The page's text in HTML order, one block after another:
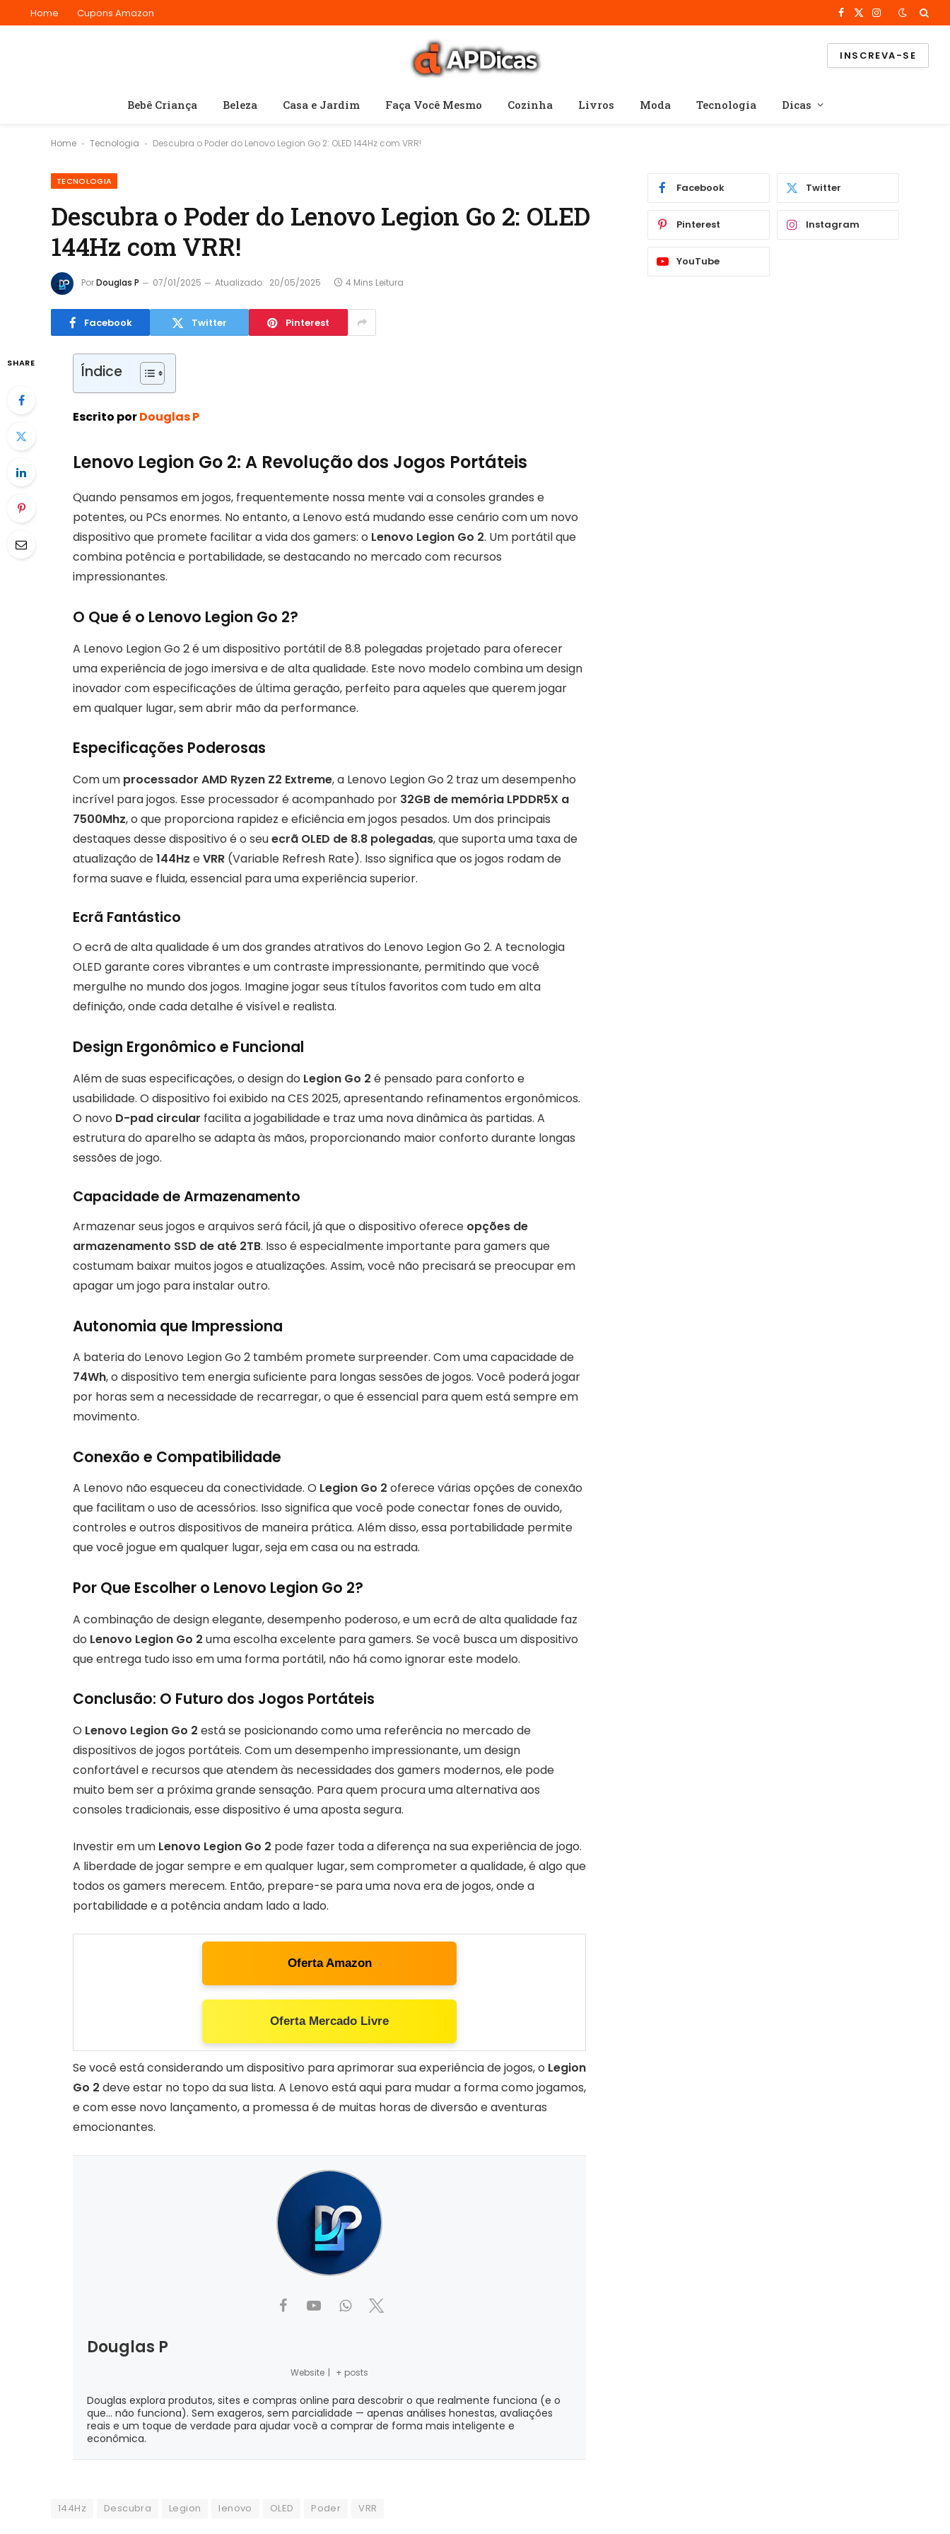
Home Cupons Amazon Facebook
X
Instagram
INSCREVA-SE
Bebê Criança Beleza Casa e Jardim Faça Você Mesmo Cozinha Livros Moda Tecnologia Dicas
Home - Tecnologia - Descubra o Poder do Lenovo Legion Go 2: OLED 144Hz com VRR!
TECNOLOGIA
Descubra o Poder do Lenovo Legion Go 2: OLED
144Hz com VRR!
PorDouglas P 07/01/2025 Atualizado: 20/05/2025 4 Mins Leitura
Facebook Twitter Pinterest
SHARE Índice
Escrito porDouglas P
Lenovo Legion Go 2: A Revolução dos Jogos Portáteis
Quando pensamos em jogos, frequentemente nossa mente vai a consoles grandes e
potentes, ou PCs enormes. No entanto, a Lenovo está mudando esse cenário com um novo
dispositivo que promete facilitar a vida dos gamers: o Lenovo Legion Go 2. Um portátil que
combina potência e portabilidade, se destacando no mercado com recursos
impressionantes.
O Que é o Lenovo Legion Go 2?
A Lenovo Legion Go 2 é um dispositivo portátil de 8.8 polegadas projetado para oferecer
uma experiência de jogo imersiva e de alta qualidade. Este novo modelo combina um design
inovador com especificações de última geração, perfeito para aqueles que querem jogar
em qualquer lugar, sem abrir mão da performance.
Especificações Poderosas
Com um processador AMD Ryzen Z2 Extreme, a Lenovo Legion Go 2 traz um desempenho
incrível para jogos. Esse processador é acompanhado por 32GB de memória LPDDR5X a
7500Mhz, o que proporciona rapidez e eficiência em jogos pesados. Um dos principais
destaques desse dispositivo é o seuecrã OLED de 8.8 polegadas, que suporta uma taxa de
atualização de144Hz eVRR (Variable Refresh Rate). Isso significa que os jogos rodam de
forma suave e fluida, essencial para uma experiência superior.
Ecrã Fantástico
O ecrã de alta qualidade é um dos grandes atrativos do Lenovo Legion Go 2. A tecnologia
OLED garante cores vibrantes e um contraste impressionante, permitindo que você
mergulhe no mundo dos jogos. Imagine jogar seus títulos favoritos com tudo em alta
definição, onde cada detalhe é visível e realista.
Design Ergonômico e Funcional
Além de suas especificações, o design do Legion Go 2 é pensado para conforto e
usabilidade. O dispositivo foi exibido na CES 2025, apresentando refinamentos ergonômicos.
O novo D-pad circular facilita a jogabilidade e traz uma nova dinâmica às partidas. A
estrutura do aparelho se adapta às mãos, proporcionando maior conforto durante longas
sessões de jogo.
Capacidade de Armazenamento
Armazenar seus jogos e arquivos será fácil, já que o dispositivo oferece opções de
armazenamento SSD de até 2TB. Isso é especialmente importante para gamers que
costumam baixar muitos jogos e atualizações. Assim, você não precisará se preocupar em
apagar um jogo para instalar outro.
Autonomia que Impressiona
A bateria do Lenovo Legion Go 2 também promete surpreender. Com uma capacidade de
74Wh, o dispositivo tem energia suficiente para longas sessões de jogos. Você poderá jogar
por horas sem a necessidade de recarregar, o que é essencial para quem está sempre em
movimento.
Conexão e Compatibilidade
A Lenovo não esqueceu da conectividade. O Legion Go 2 oferece várias opções de conexão
que facilitam o uso de acessórios. Isso significa que você pode conectar fones de ouvido,
controles e outros dispositivos de maneira prática. Além disso, essa portabilidade permite
que você jogue em qualquer lugar, seja em casa ou na estrada.
Por Que Escolher o Lenovo Legion Go 2?
A combinação de design elegante, desempenho poderoso, e um ecrã de alta qualidade faz
do Lenovo Legion Go 2 uma escolha excelente para gamers. Se você busca um dispositivo
que entrega tudo isso em uma forma portátil, não há como ignorar este modelo.
Conclusão: O Futuro dos Jogos Portáteis
O Lenovo Legion Go 2 está se posicionando como uma referência no mercado de
dispositivos de jogos portáteis. Com um desempenho impressionante, um design
confortável e recursos que atendem às necessidades dos gamers modernos, ele pode
muito bem ser a próxima grande sensação. Para quem procura uma alternativa aos
consoles tradicionais, esse dispositivo é uma aposta segura.
Investir em um Lenovo Legion Go 2 pode fazer toda a diferença na sua experiência de jogo.
A liberdade de jogar sempre e em qualquer lugar, sem comprometer a qualidade, é algo que
todos os gamers merecem. Então, prepare-se para uma nova era de jogos, onde a
portabilidade e a potência andam lado a lado.
Oferta Amazon
Oferta Mercado Livre
Se você está considerando um dispositivo para aprimorar sua experiência de jogos, o Legion
Go 2 deve estar no topo da sua lista. A Lenovo está aqui para mudar a forma como jogamos,
e com esse novo lançamento, a promessa é de muitas horas de diversão e aventuras
emocionantes.
Douglas P
Website | + posts
Douglas explora produtos, sites e compras online para descobrir o que realmente funciona (e o
que... não funciona). Sem exageros, sem parcialidade — apenas análises honestas, avaliações
reais e um toque de verdade para ajudar você a comprar de forma mais inteligente e
econômica.
144Hz Descubra Legion lenovo OLED Poder VRR
Facebook Twitter
Pinterest Instagram
YouTube